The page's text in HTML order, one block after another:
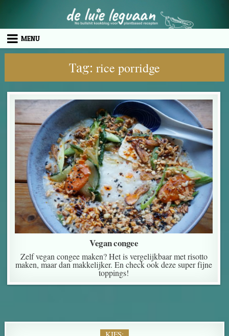
MENU
Tag: rice porridge
Vegan congee
Zelf vegan congee maken? Het is vergelijkbaar met risotto
maken, maar dan makkelijker. En check ook deze super fijne
toppings!
KIES: